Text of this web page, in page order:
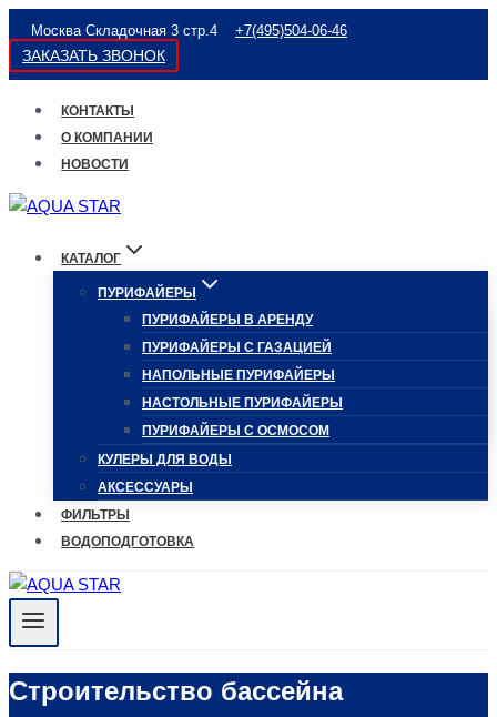
Перейти
к
содержимому
Москва Складочная 3 стр.4 +7(495)504-06-46
ЗАКАЗАТЬ ЗВОНОК
КОНТАКТЫ
О КОМПАНИИ
НОВОСТИ
КАТАЛОГ
ПУРИФАЙЕРЫ
ПУРИФАЙЕРЫ В АРЕНДУ
ПУРИФАЙЕРЫ С ГАЗАЦИЕЙ
НАПОЛЬНЫЕ ПУРИФАЙЕРЫ
НАСТОЛЬНЫЕ ПУРИФАЙЕРЫ
ПУРИФАЙЕРЫ С ОСМОСОМ
КУЛЕРЫ ДЛЯ ВОДЫ
АКСЕССУАРЫ
ФИЛЬТРЫ
ВОДОПОДГОТОВКА
Строительство бассейна